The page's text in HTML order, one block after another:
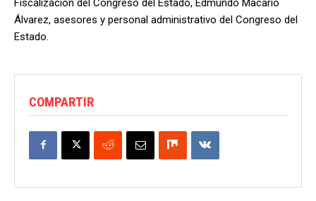
Fiscalización del Congreso del Estado, Edmundo Macario
Álvarez, asesores y personal administrativo del Congreso del
Estado.
COMPARTIR